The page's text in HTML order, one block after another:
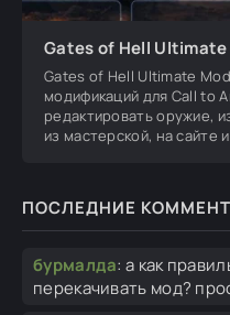
Gates of Hell Ultimate
Gates of Hell Ultimate
модификаций для Call to
редактировать оружие,
из мастерской, на сайте
ПОСЛЕДНИЕ
бурмалда:а как
перекачивать мод?